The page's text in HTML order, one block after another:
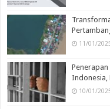
11/01/
Penerapan
Indonesia,
10/01/